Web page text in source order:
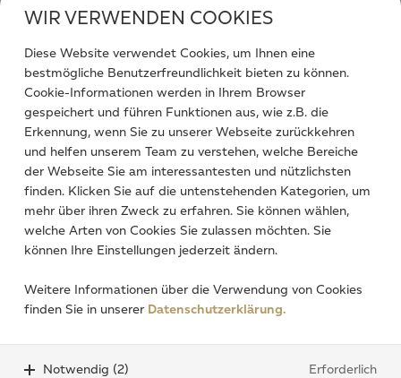
Ich stimme zu, dass meine abgesendeten Daten
zum Zweck der Bearbeitung meines Anliegens
verarbeitet werden. Weitere Informationen finden
4 8 = ?*
WIR VERWENDEN COOKIES
Diese Website verwendet Cookies, um Ihnen eine
bestmögliche Benutzerfreundlichkeit bieten zu können.
Cookie-Informationen werden in Ihrem Browser
gespeichert und führen Funktionen aus, wie z.B. die
Erkennung, wenn Sie zu unserer Webseite zurückkehren
und helfen unserem Team zu verstehen, welche Bereiche
der Webseite Sie am interessantesten und nützlichsten
finden. Klicken Sie auf die untenstehenden Kategorien, um
mehr über ihren Zweck zu erfahren. Sie können wählen,
welche Arten von Cookies Sie zulassen möchten. Sie
können Ihre Einstellungen jederzeit ändern.
Weitere Informationen über die Verwendung von Cookies
finden Sie in unserer Datenschutzerklärung.
Notwendig (2) Erforderlich